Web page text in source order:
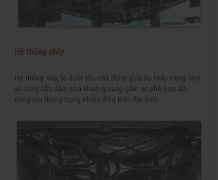
Hệ thống nhíp
Hệ thống nhíp lá dưới cầu chủ động giúp hạ thấp trọng tâm
xe song vẫn đảm bảo khoảng sáng gầm xe phù hợp, dễ
dàng lưu thông trong nhiều điều kiện địa hình.